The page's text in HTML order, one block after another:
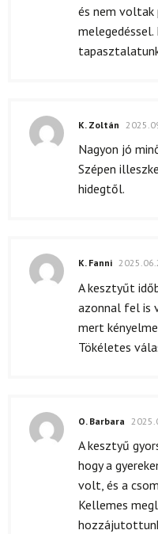
és nem voltak
K. Zoltán
Nagyon jó
Szépen
hidegtől.
K. Fanni
A kesztyűt
azonnal fel is
mert
Tökéletes
O. Barbara
A kesztyű
hogy a
volt, és a
Kellemes